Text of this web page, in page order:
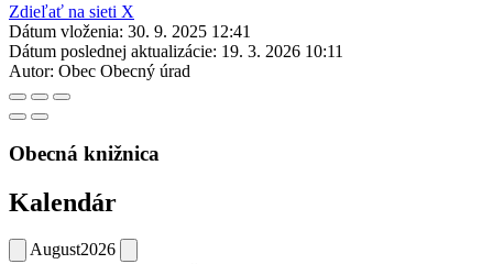
Zdieľať na sieti X
Dátum vloženia: 30. 9. 2025 12:41
Dátum poslednej aktualizácie: 19. 3. 2026 10:11
Autor: Obec Obecný úrad
Obecná knižnica
Kalendár
August2026